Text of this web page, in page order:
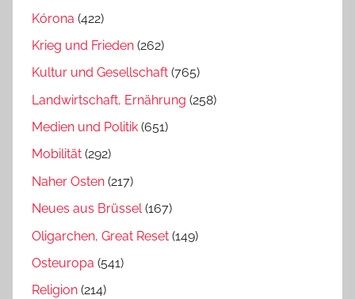
Kórona (422)
Krieg und Frieden (262)
Kultur und Gesellschaft (765)
Landwirtschaft, Ernährung (258)
Medien und Politik (651)
Mobilität (292)
Naher Osten (217)
Neues aus Brüssel(167)
Oligarchen, Great Reset (149)
Osteuropa (541)
Religion (214)